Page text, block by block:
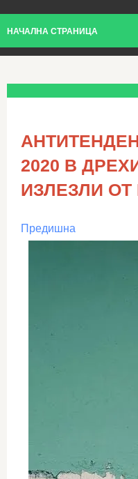
НАЧАЛНА СТРАНИЦА
2020 В
ИЗЛЕЗЛИ
Предишна